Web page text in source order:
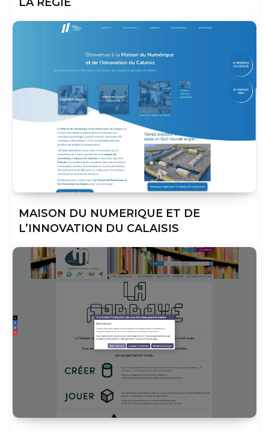
MAISON DU NUMERIQUE ET DE
L’INNOVATION DU CALAISIS